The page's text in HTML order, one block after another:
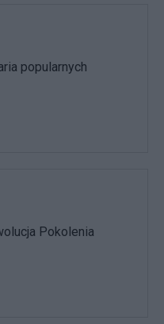
popularnych
Pokolenia